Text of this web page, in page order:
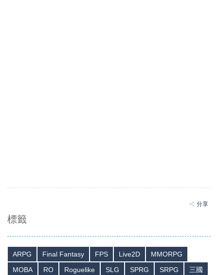
分享
標籤
ARPG Final Fantasy FPS Live2D
MMORPG
MOBA
RO Roguelike SLG SPRG SRPG
三國